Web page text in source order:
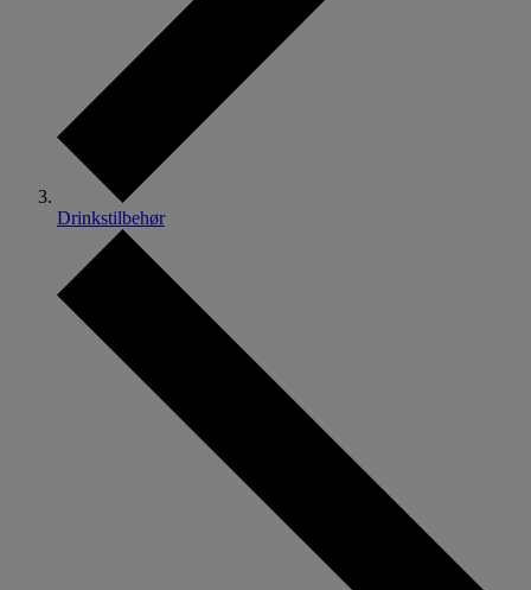
Drinkstilbehør